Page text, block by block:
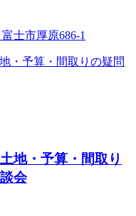
士市厚原686-1
地・予算・間取り
会